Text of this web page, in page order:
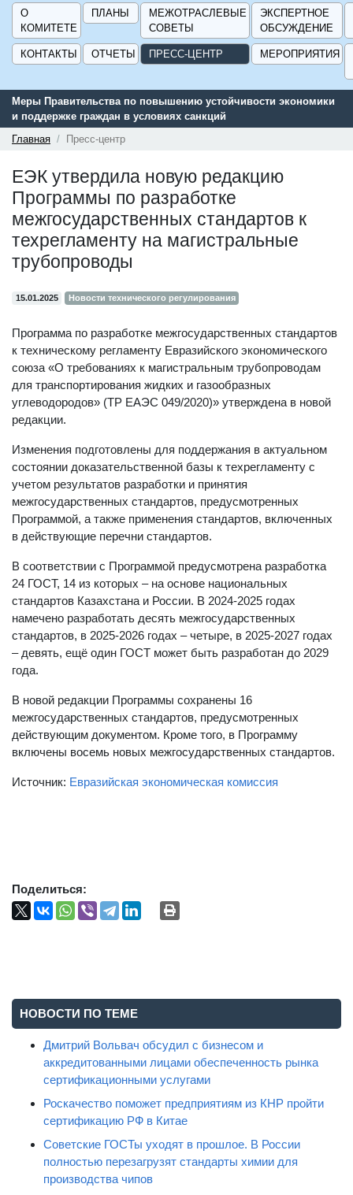
О
КОМИТЕТЕ
ПЛАНЫ
МЕЖОТРАСЛЕВЫЕ
СОВЕТЫ
ЭКСПЕРТНОЕ
ОБСУЖДЕНИЕ
КОНТАКТЫ ОТЧЕТЫ ПРЕСС-ЦЕНТР МЕРОПРИЯТИЯ
Меры Правительства по повышению устойчивости экономики
и поддержке граждан в условиях санкций
Главная
Пресс-центр
ЕЭК утвердила новую редакцию
Программы по разработке
межгосударственных стандартов к
техрегламенту на магистральные
трубопроводы
15.01.2025 Новости технического регулирования
Программа по разработке межгосударственных стандартов
к техническому регламенту Евразийского экономического
союза «О требованиях к магистральным трубопроводам
для транспортирования жидких и газообразных
углеводородов» (ТР ЕАЭС 049/2020)» утверждена в новой
редакции.
Изменения подготовлены для поддержания в актуальном
состоянии доказательственной базы к техрегламенту с
учетом результатов разработки и принятия
межгосударственных стандартов, предусмотренных
Программой, а также применения стандартов, включенных
в действующие перечни стандартов.
В соответствии с Программой предусмотрена разработка
24 ГОСТ, 14 из которых – на основе национальных
стандартов Казахстана и России. В 2024-2025 годах
намечено разработать десять межгосударственных
стандартов, в 2025-2026 годах – четыре, в 2025-2027 годах
– девять, ещё один ГОСТ может быть разработан до 2029
года.
В новой редакции Программы сохранены 16
межгосударственных стандартов, предусмотренных
действующим документом. Кроме того, в Программу
включены восемь новых межгосударственных стандартов.
Источник: Евразийская экономическая комиссия
Поделиться:
НОВОСТИ ПО ТЕМЕ
Дмитрий Вольвач обсудил с бизнесом и
аккредитованными лицами обеспеченность рынка
сертификационными услугами
Роскачество поможет предприятиям из КНР пройти
сертификацию РФ в Китае
Советские ГОСТы уходят в прошлое. В России
полностью перезагрузят стандарты химии для
производства чипов